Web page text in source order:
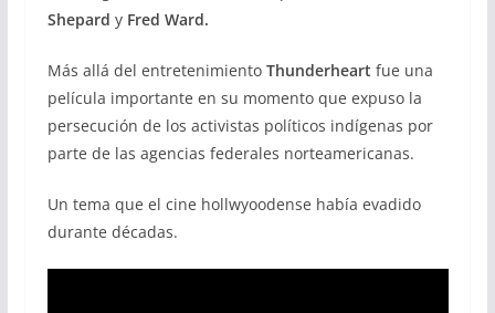
Shepard y Fred Ward.
Más allá del entretenimiento Thunderheart fue una
película importante en su momento que expuso la
persecución de los activistas políticos indígenas por
parte de las agencias federales norteamericanas.
Un tema que el cine hollwyoodense había evadido
durante décadas.